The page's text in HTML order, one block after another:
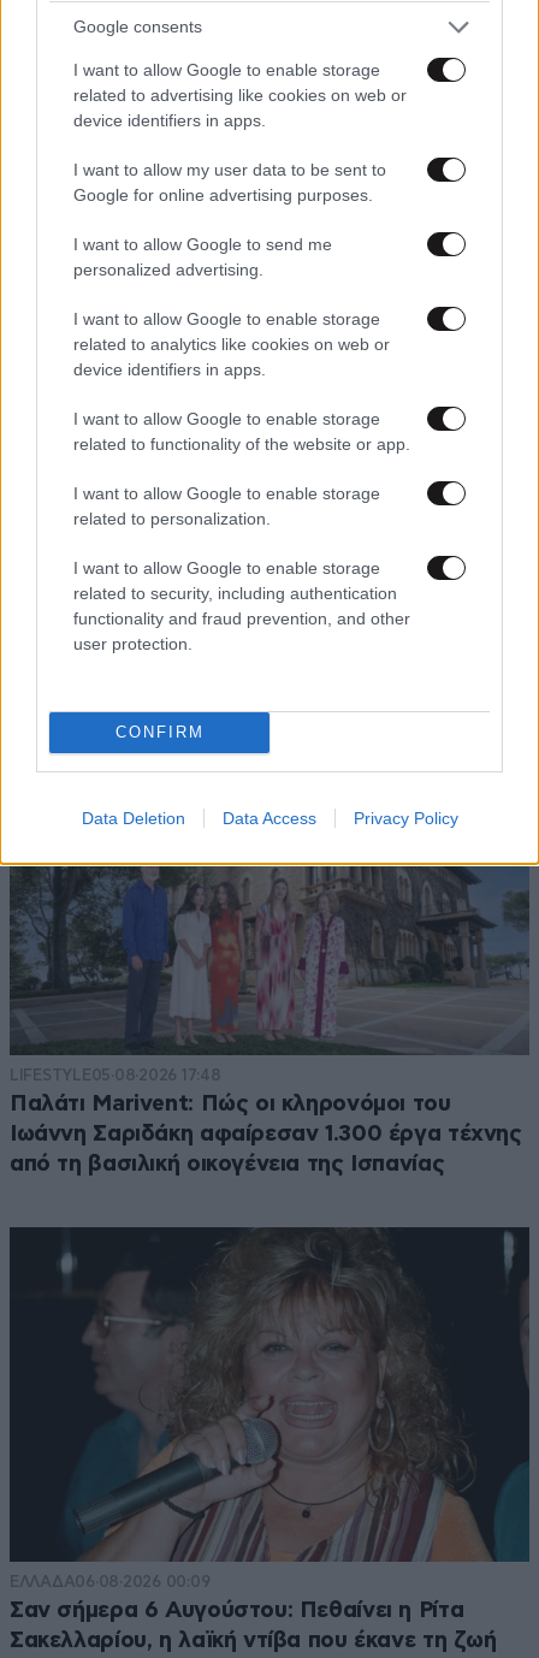
Google consents
I want to allow Google to enable storage
related to advertising like cookies on web or
device identifiers in apps.
I want to allow my user data to be sent to
Google for online advertising purposes.
I want to allow Google to send me
personalized advertising.
I want to allow Google to enable storage
related to analytics like cookies on web or
device identifiers in apps.
I want to allow Google to enable storage
related to functionality of the website or app.
I want to allow Google to enable storage
related to personalization.
I want to allow Google to enable storage
related to security, including authentication
functionality and fraud prevention, and other
user protection.
CONFIRM
Data Deletion Data Access Privacy Policy
LIFESTYLE05·08·2026 17:48
Παλάτι Marivent: Πώς οι κληρονόμοι του
Ιωάννη Σαριδάκη αφαίρεσαν 1.300 έργα τέχνης
από τη βασιλική οικογένεια της Ισπανίας
ΕΛΛΑΔΑ06·08·2026 00:09
Σαν σήμερα 6 Αυγούστου: Πεθαίνει η Ρίτα
Σακελλαρίου, η λαϊκή ντίβα που έκανε τη ζωή